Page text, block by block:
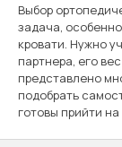
Выбор
задача,
кровати. Нужно
партнера, его
представлено
подобрать
готовы прийти